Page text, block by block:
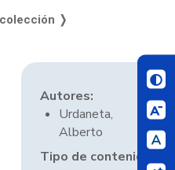
❭
Autores:
Urdaneta,
Alberto
Tipo de contenido: